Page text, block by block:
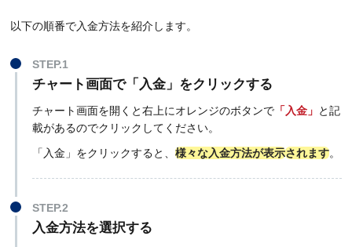
以下の順番で入金方法を紹介します。
STEP.1
チャート画面で「入金」をクリックする
チャート画面を開くと右上にオレンジのボタンで 「入金」 と記
載があるのでクリックしてください。
「入金」をクリックすると、様々な入金方法が表示されます。
STEP.2
入金方法を選択する